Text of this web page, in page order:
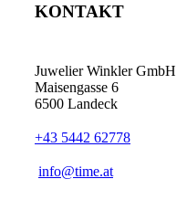
KONTAKT
Juwelier Winkler GmbH
Maisengasse 6
6500 Landeck
+43 5442 62778
info@time.at